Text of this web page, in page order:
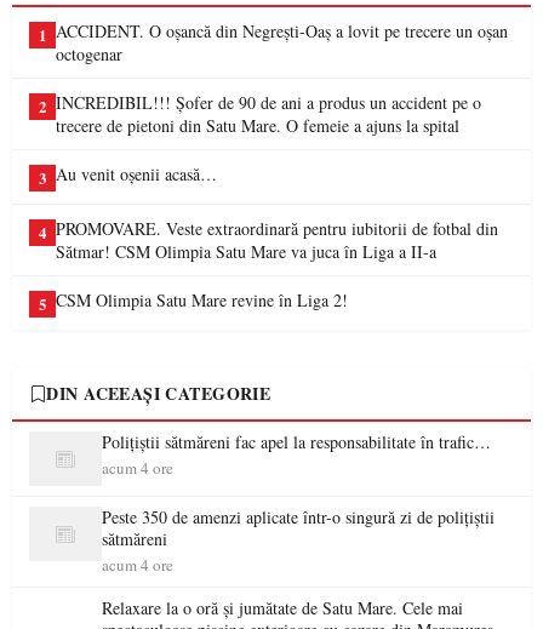
1 ACCIDENT. O oșancă din Negrești-Oaș a lovit pe trecere un oșan
octogenar
2 INCREDIBIL!!! Șofer de 90 de ani a produs un accident pe o
trecere de pietoni din Satu Mare. O femeie a ajuns la spital
3 Au venit oșenii acasă…
4 PROMOVARE. Veste extraordinară pentru iubitorii de fotbal din
Sătmar! CSM Olimpia Satu Mare va juca în Liga a II-a
5 CSM Olimpia Satu Mare revine în Liga 2!
DIN ACEEAȘI CATEGORIE
Polițiștii sătmăreni fac apel la responsabilitate în trafic…
acum 4 ore
Peste 350 de amenzi aplicate într-o singură zi de polițiștii
sătmăreni
acum 4 ore
Relaxare la o oră și jumătate de Satu Mare. Cele mai